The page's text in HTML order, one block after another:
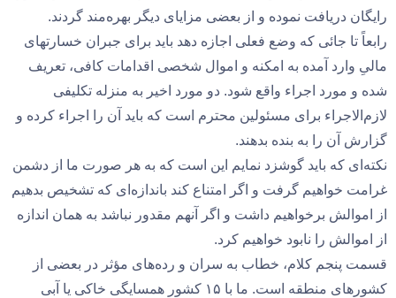
رایگان دریافت نموده و از بعضی مزایای دیگر بهره‌مند گردند.
رابعاً تا جائی که وضع فعلی اجازه دهد باید برای جبران خسارتهای
مالیِ وارد آمده به امکنه و اموال شخصی اقدامات کافی، تعریف
شده و مورد اجراء واقع شود. دو مورد اخیر به منزله تکلیفی
لازم‌الاجراء برای مسئولین محترم است که باید آن را اجراء کرده و
گزارش آن را به بنده بدهند.
نکته‌ای که باید گوشزد نمایم این است که به هر صورت ما از دشمن
غرامت خواهیم گرفت و اگر امتناع کند باندازه‌ای که تشخیص بدهیم
از اموالش برخواهیم داشت و اگر آنهم مقدور نباشد به همان اندازه
از اموالش را نابود خواهیم کرد.
قسمت پنجم کلام، خطاب به سران و رده‌های مؤثر در بعضی از
کشورهای منطقه است. ما با ۱۵ کشور همسایگی خاکی یا آبی